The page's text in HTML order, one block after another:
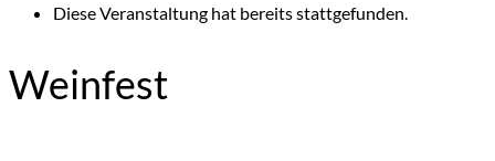
Diese Veranstaltung hat bereits stattgefunden.
Weinfest